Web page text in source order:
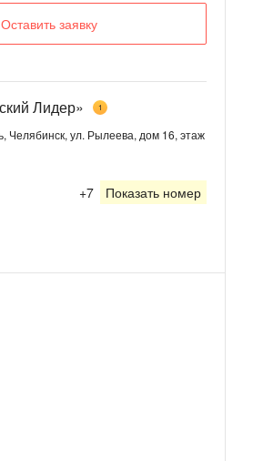
Оставить заявку
Лидер» 1
Челябинск, ул. Рылеева, дом 16, этаж
+7 Показать номер